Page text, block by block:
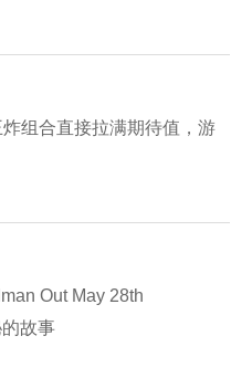
组合直接拉满期待值，游
Out May 28th
故事